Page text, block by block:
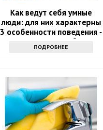
Как ведут себя умные
люди: для них характерны
3 особенности поведения -
проверьте себя
ПОДРОБНЕЕ